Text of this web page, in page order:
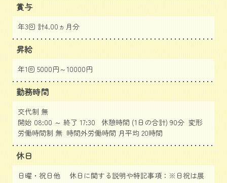
賞与
年3回 計4.00ヵ月分
昇給
年1回 5000円～10000円
勤務時間
交代制 無
開始 08:00 ～ 終了 17:30 休憩時間 (1日の合計) 90分 変形
労働時間制 無 時間外労働時間 月平均 20時間
休日
日曜・祝日他 休日に関する説明や特記事項：※日祝は展